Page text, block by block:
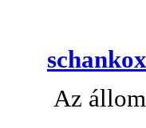
schankox
Az